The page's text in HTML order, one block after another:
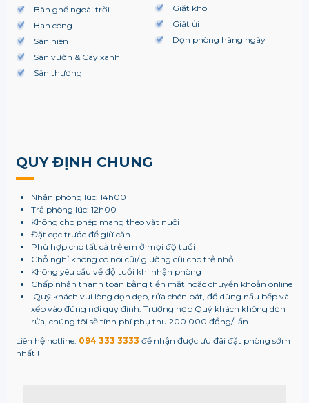
Bàn ghế ngoài trời
Ban công
Sân hiên
Sân vườn & Cây xanh
Sân thượng
Giặt khô
Giặt ủi
Dọn phòng hàng ngày
QUY ĐỊNH CHUNG
Nhận phòng lúc: 14h00
Trả phòng lúc: 12h00
Không cho phép mang theo vật nuôi
Đặt cọc trước để giữ căn
Phù hợp cho tất cả trẻ em ở mọi độ tuổi
Chỗ nghỉ không có nôi cũi/ giường cũi cho trẻ nhỏ
Không yêu cầu về độ tuổi khi nhận phòng
Chấp nhận thanh toán bằng tiền mặt hoặc chuyển khoản online
Quý khách vui lòng dọn dẹp, rửa chén bát, đồ dùng nấu bếp và
xếp vào đúng nơi quy định. Trường hợp Quý khách không dọn
rửa, chúng tôi sẽ tính phí phụ thu 200.000 đồng/ lần.
Liên hệ hotline: 094 333 3333 để nhận được ưu đãi đặt phòng sớm
nhất !